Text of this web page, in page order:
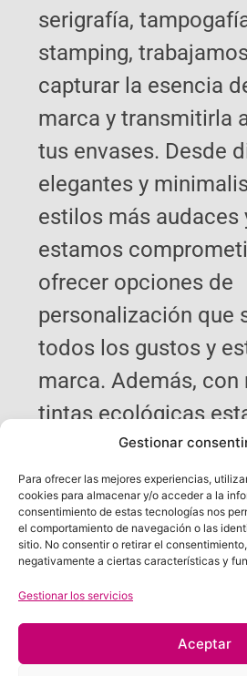
Gestionar
Para ofrecer las mejores experiencias,
cookies para almacenar y/o acceder a la
consentimiento de estas tecnologías nos
el comportamiento de navegación o las
sitio. No consentir o retirar el
negativamente a ciertas características y
Gestionar los servicios
Aceptar
serigrafía,
stamping,
capturar la esencia
marca y transmitirla
tus envases. Desde
elegantes y
estilos más audaces
estamos
ofrecer opciones de
personalización que
todos los gustos y
marca. Además, con
tintas ecológicas
contribuyendo al
mejorando la
marca con un
¡Puedespersonalizar
Decora tus
aceite de oliva